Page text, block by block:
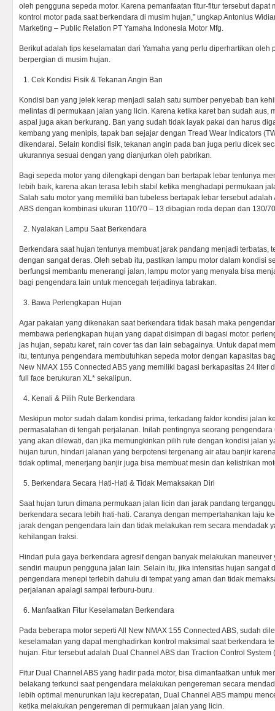
oleh pengguna sepeda motor. Karena pemanfaatan fitur-fitur tersebut dapat
kontrol motor pada saat berkendara di musim hujan,” ungkap Antonius
Marketing – Public Relation PT Yamaha Indonesia Motor Mfg.
Berikut adalah tips keselamatan dari Yamaha yang perlu diperhartikan oleh
berpergian di musim hujan.
Cek Kondisi Fisik & Tekanan Angin Ban
Kondisi ban yang jelek kerap menjadi salah satu sumber penyebab ban
melintas di permukaan jalan yang licin. Karena ketika karet ban sudah aus,
aspal juga akan berkurang. Ban yang sudah tidak layak pakai dan harus
kembang yang menipis, tapak ban sejajar dengan Tread Wear Indicators
dikendarai. Selain kondisi fisik, tekanan angin pada ban juga perlu dicek
ukurannya sesuai dengan yang dianjurkan oleh pabrikan.
Bagi sepeda motor yang dilengkapi dengan ban bertapak lebar tentunya
lebih baik, karena akan terasa lebih stabil ketika menghadapi permukaan
Salah satu motor yang memiliki ban tubeless bertapak lebar tersebut
ABS dengan kombinasi ukuran 110/70 – 13 dibagian roda depan dan 130/
Nyalakan Lampu Saat Berkendara
Berkendara saat hujan tentunya membuat jarak pandang menjadi terbatas,
dengan sangat deras. Oleh sebab itu, pastikan lampu motor dalam kondisi
berfungsi membantu menerangi jalan, lampu motor yang menyala bisa
bagi pengendara lain untuk mencegah terjadinya tabrakan.
Bawa Perlengkapan Hujan
Agar pakaian yang dikenakan saat berkendara tidak basah maka
membawa perlengkapan hujan yang dapat disimpan di bagasi motor.
jas hujan, sepatu karet, rain cover tas dan lain sebagainya. Untuk dapat
itu, tentunya pengendara membutuhkan sepeda motor dengan kapasitas
New NMAX 155 Connected ABS yang memiliki bagasi berkapasitas 24 liter
full face berukuran XL* sekalipun.
Kenali & Pilih Rute Berkendara
Meskipun motor sudah dalam kondisi prima, terkadang faktor kondisi jalan
permasalahan di tengah perjalanan. Inilah pentingnya seorang
yang akan dilewati, dan jika memungkinkan pilih rute dengan kondisi jalan
hujan turun, hindari jalanan yang berpotensi tergenang air atau banjir
tidak optimal, menerjang banjir juga bisa membuat mesin dan kelistrikan
Berkendara Secara Hati-Hati & Tidak Memaksakan Diri
Saat hujan turun dimana permukaan jalan licin dan jarak pandang
berkendara secara lebih hati-hati. Caranya dengan mempertahankan laju
jarak dengan pengendara lain dan tidak melakukan rem secara mendadak
kehilangan traksi.
Hindari pula gaya berkendara agresif dengan banyak melakukan
sendiri maupun pengguna jalan lain. Selain itu, jika intensitas hujan sangat
pengendara menepi terlebih dahulu di tempat yang aman dan tidak
perjalanan apalagi sampai terburu-buru.
Manfaatkan Fitur Keselamatan Berkendara
Pada beberapa motor seperti All New NMAX 155 Connected ABS, sudah
keselamatan yang dapat menghadirkan kontrol maksimal saat berkendara
hujan. Fitur tersebut adalah Dual Channel ABS dan Traction Control System
Fitur Dual Channel ABS yang hadir pada motor, bisa dimanfaatkan untuk
belakang terkunci saat pengendara melakukan pengereman secara
lebih optimal menurunkan laju kecrepatan, Dual Channel ABS mampu
ketika melakukan pengereman di permukaan jalan yang licin.